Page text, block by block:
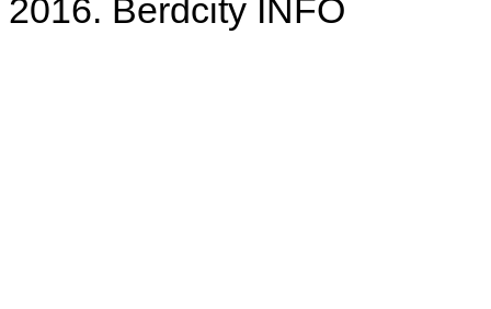
2016. Berdcity INFO